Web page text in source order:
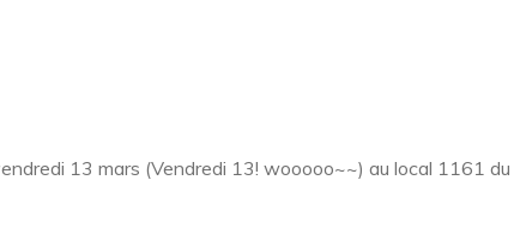
13 mars (Vendredi 13! wooooo~~) au local 1161 du